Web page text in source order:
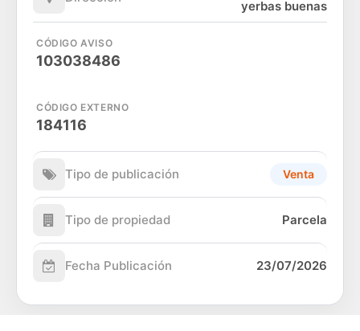
yerbas buenas
CÓDIGO AVISO
103038486
CÓDIGO EXTERNO
184116
Tipo de publicación Venta
Tipo de propiedad Parcela
Fecha Publicación 23/07/2026